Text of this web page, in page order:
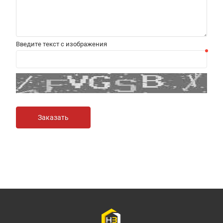
Введите текст с изображения